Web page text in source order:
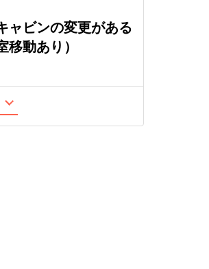
ャビンの変更がある
移動あり）